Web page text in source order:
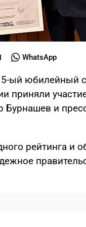
WhatsApp
ый юбилейный
приняли
и
рейтинга и